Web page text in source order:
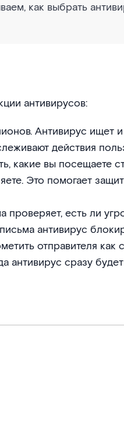
как выбрать
антивирусов:
Антивирус ищет
действия
какие вы посещаете
Это помогает
есть ли
антивирус
отправителя как
антивирус сразу